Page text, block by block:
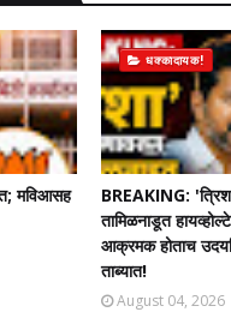
मविआसह
धक्कादायक!
BREAKING:
तामिळनाडूत
आक्रमक होताच
ताब्यात!
August 04, 2026